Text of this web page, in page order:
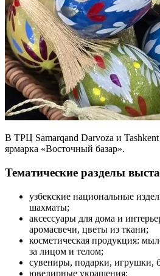
В ТРЦ Samarqand Darvoza и
ярмарка «Восточный базар».
Тематические разделы
узбекские национальные
шахматы;
аксессуары для дома и
аромасвечи, цветы из ткани;
косметическая продукция:
за лицом и телом;
сувениры, подарки, игрушки,
ювелирные украшения;